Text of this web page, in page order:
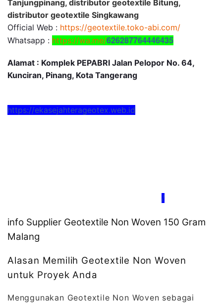
Tanjungpinang, distributor geotextile Bitung,
distributor geotextile Singkawang
Official Web : https://geotextile.toko-abi.com/
Whatsapp : https://wa.me/626287764446435
Alamat : Komplek PEPABRI Jalan Pelopor No. 64,
Kunciran, Pinang, Kota Tangerang
https://ekasejahterageotex.web.id
/
info Supplier Geotextile Non Woven 150 Gram
Malang
Alasan Memilih Geotextile Non Woven
untuk Proyek Anda
Menggunakan Geotextile Non Woven sebagai